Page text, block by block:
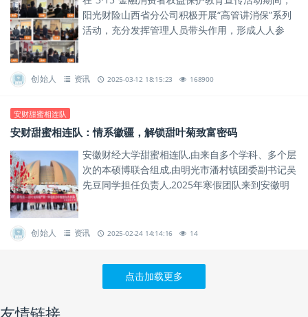
阳光财险山西省分公司积极开展“高管讲消保”系列
活动，充分发挥管理人员带头作用，形成人人参
创始人 资讯 2025-03-12 18:15:23 168900
安财甜蜜相连队
安财甜蜜相连队：情系徽疆，解锁甜叶菊致富密码
安徽财经大学甜蜜相连队,由来自多个学科、多个层
次的本硕博联合组成,由明光市潘村镇团委副书记吴
先豆同学担任负责人,2025年寒假团队来到安徽明
创始人 资讯 2025-02-24 14:14:16 14
点击加载更多
友情链接